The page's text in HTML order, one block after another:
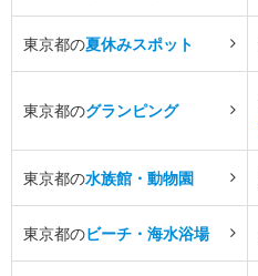
東京都の夏休みスポット
東京都のグランピング
東京都の水族館・動物園
東京都のビーチ・海水浴場